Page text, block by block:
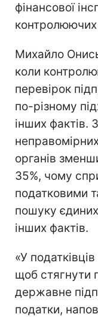
фінансової
контролюючих
Михайло
коли
перевірок
по-різному
інших фактів.
органів
35%, чому
податковими
пошуку єдиних
інших фактів.
«У
щоб стягнути
державне
податки,